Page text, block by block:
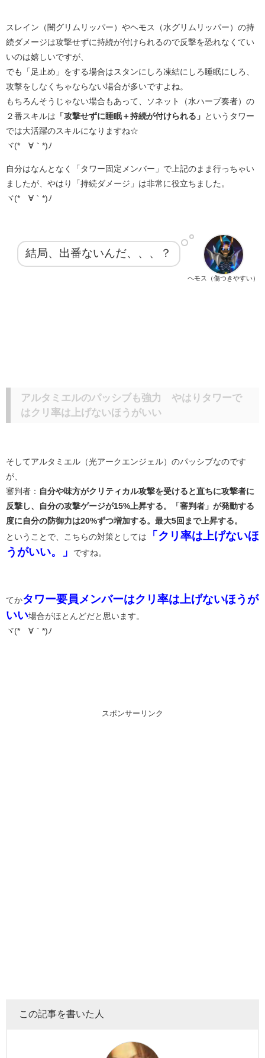
スレイン（闇グリムリッパー）やヘモス（水グリムリッパー）の持
続ダメージは攻撃せずに持続が付けられるので反撃を恐れなくてい
いのは嬉しいですが、
でも「足止め」をする場合はスタンにしろ凍結にしろ睡眠にしろ、
攻撃をしなくちゃならない場合が多いですよね。
もちろんそうじゃない場合もあって、ソネット（水ハープ奏者）の
２番スキルは 「攻撃せずに睡眠＋持続が付けられる」
というタワー
では大活躍のスキルになりますね☆
ヾ(*´∀｀*)ﾉ
自分はなんとなく「タワー固定メンバー」で上記のまま行っちゃい
ましたが、やはり「持続ダメージ」は非常に役立ちました。
ヾ(*´∀｀*)ﾉ
ヘモス（傷つきやすい）
結局、出番ないんだ、、、？
アルタミエルのパッシブも強力 やはりタワーで
はクリ率は上げないほうがいい
そしてアルタミエル（光アークエンジェル）のパッシブなのです
が、
審判者： 自分や味方がクリティカル攻撃を受けると直ちに攻撃者に
反撃し、自分の攻撃ゲージが15%上昇する。「審判者」が発動する
度に自分の防御力は20%ずつ増加する。最大5回まで上昇する。
ということで、こちらの対策としては
「クリ率は上げないほ
うがいい。」
ですね。
てかタワー要員メンバーはクリ率は上げないほうが
いい場合がほとんどだと思います。
ヾ(*´∀｀*)ﾉ
スポンサーリンク
この記事を書いた人